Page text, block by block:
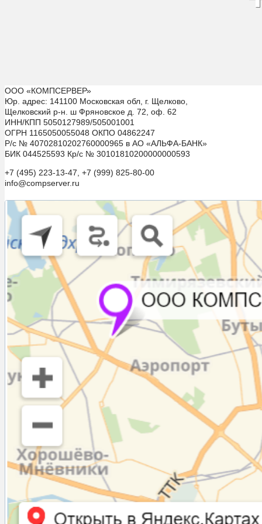
ООО «КОМПСЕРВЕР»
Юр. адрес: 141100 Московская обл, г. Щелково,
Щелковский р-н. ш Фряновское д. 72, оф. 62
ИНН/КПП 5050127989/505001001
ОГРН 1165050055048 ОКПО 04862247
Р/с № 40702810202760000965 в АО «АЛЬФА-БАНК»
БИК 044525593 Кр/с № 30101810200000000593
+7 (495) 223-13-47, +7 (999) 825-80-00
info@compserver.ru